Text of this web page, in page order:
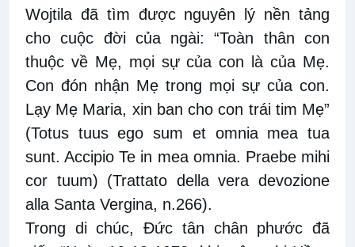
Wojtila đã tìm được nguyên lý nền tảng
cho cuộc đời của ngài: “Toàn thân con
thuộc về Mẹ, mọi sự của con là của Mẹ.
Con đón nhận Mẹ trong mọi sự của con.
Lạy Mẹ Maria, xin ban cho con trái tim Mẹ”
(Totus tuus ego sum et omnia mea tua
sunt. Accipio Te in mea omnia. Praebe mihi
cor tuum) (Trattato della vera devozione
alla Santa Vergina, n.266).
Trong di chúc, Đức tân chân phước đã